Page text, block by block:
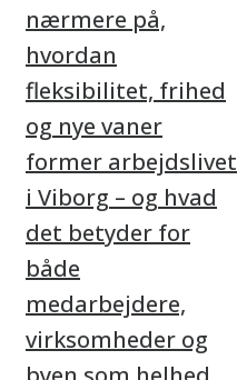
nærmere på,
hvordan
fleksibilitet, frihed
og nye vaner
former arbejdslivet
i Viborg – og hvad
det betyder for
både
medarbejdere,
virksomheder og